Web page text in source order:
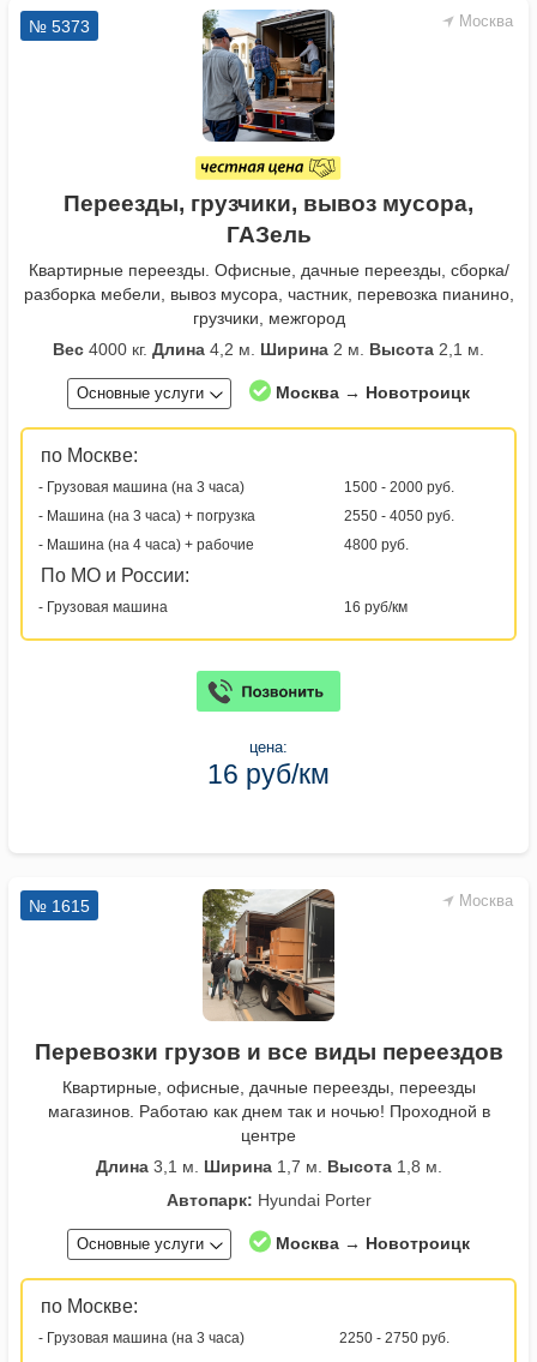
Москва
№ 5373
Переезды, грузчики, вывоз мусора,
ГАЗель
Квартирные переезды. Офисные, дачные переезды, сборка/
разборка мебели, вывоз мусора, частник, перевозка пианино,
грузчики, межгород
Вес 4000 кг. Длина 4,2 м. Ширина 2 м. Высота 2,1 м.
Основные услуги Москва → Новотроицк
по Москве:
- Грузовая машина (на 3 часа)
1500 - 2000 руб.
- Машина (на 3 часа) + погрузка
2550 - 4050 руб.
- Машина (на 4 часа) + рабочие
4800 руб.
По МО и России:
- Грузовая машина 16 руб/км
цена:
16 руб/км
Москва
№ 1615
Перевозки грузов и все виды переездов
Квартирные, офисные, дачные переезды, переезды
магазинов. Работаю как днем так и ночью! Проходной в
центре
Длина3,1 м. Ширина1,7 м. Высота1,8 м.
Автопарк: Hyundai Porter
Основные услуги Москва → Новотроицк
по Москве:
- Грузовая машина (на 3 часа) 2250 - 2750 руб.